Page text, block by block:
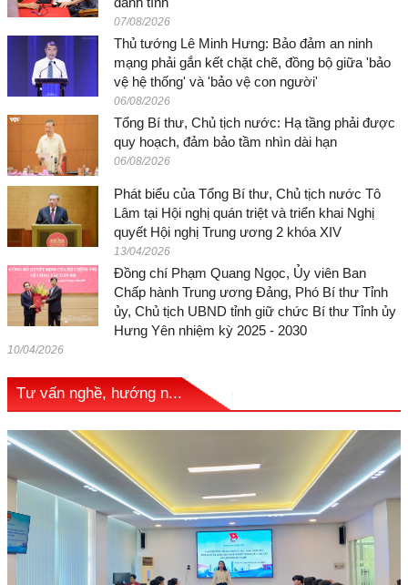
07/08/2026
Thủ tướng Lê Minh Hưng: Bảo đảm an ninh
mạng phải gắn kết chặt chẽ, đồng bộ giữa 'bảo
vệ hệ thống' và 'bảo vệ con người'
06/08/2026
Tổng Bí thư, Chủ tịch nước: Hạ tầng phải được
quy hoạch, đảm bảo tầm nhìn dài hạn
06/08/2026
Phát biểu của Tổng Bí thư, Chủ tịch nước Tô
Lâm tại Hội nghị quán triệt và triển khai Nghị
quyết Hội nghị Trung ương 2 khóa XIV
13/04/2026
Đồng chí Phạm Quang Ngọc, Ủy viên Ban
Chấp hành Trung ương Đảng, Phó Bí thư Tỉnh
ủy, Chủ tịch UBND tỉnh giữ chức Bí thư Tỉnh ủy
Hưng Yên nhiệm kỳ 2025 - 2030
10/04/2026
Tư vấn nghề, hướng n...